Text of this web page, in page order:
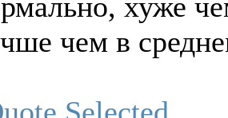
чем в